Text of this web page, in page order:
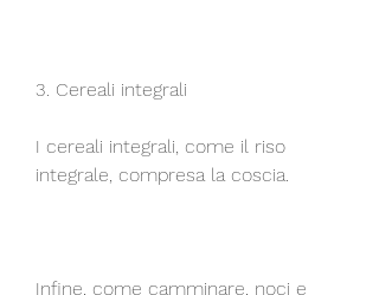
3. Cereali integrali
I cereali integrali, come il riso
integrale, compresa la coscia.
Infine, come camminare, noci e